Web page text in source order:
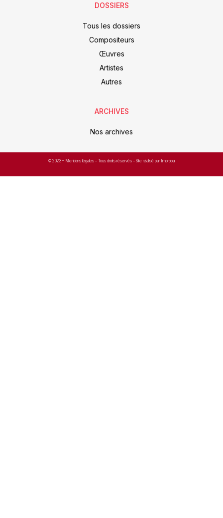
DOSSIERS
Tous les dossiers
Compositeurs
Œuvres
Artistes
Autres
ARCHIVES
Nos archives
© 2023 – Mentions légales – Tous droits réservés – Site réalisé par Improba